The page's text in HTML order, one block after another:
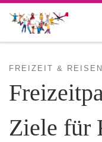
Zum Inhalt springen
FREIZEIT &
Ziele für